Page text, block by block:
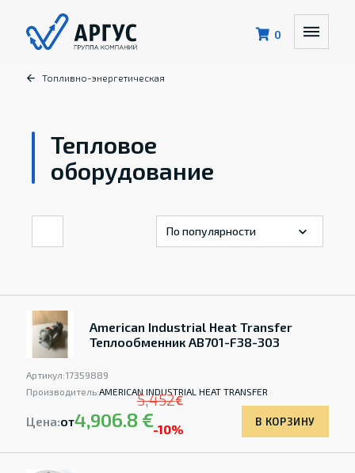
0
Топливно-энергетическая
Тепловое
оборудование
American Industrial Heat Transfer
Теплообменник AB701-F38-303
Артикул:17359889
Производитель:AMERICAN INDUSTRIAL HEAT TRANSFER
Цена:от4,906.8 €
5,452€
-10%
В КОРЗИНУ